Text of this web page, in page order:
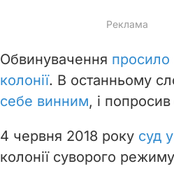
Обвинувачення просило
колонії. В останньому
себе винним, і
4 червня 2018 року суд
колонії суворого